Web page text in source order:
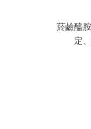
菸鹼醯
定